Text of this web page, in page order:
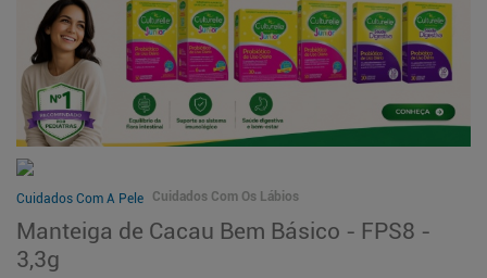
Cuidados Com A Pele Cuidados Com Os Lábios
Manteiga de Cacau Bem Básico - FPS8 -
3,3g
4º
ozivy
5º poviztra
9
sabonete liquido
10º wegovy